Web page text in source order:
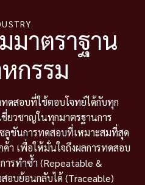
าตราฐาน
กรรม
ทดสอบที่ใช้ตอบโจทย์ได้กับทุก
ชี่ยวชาญในทุกมาตรฐานการ
ลูชันการทดสอบที่เหมาะสมที่สุด
า เพื่อให้มั่นใจถึงผลการทดสอบ
รทำซ้ำ (Repeatable &
อบย้อนกลับได้ (Traceable)